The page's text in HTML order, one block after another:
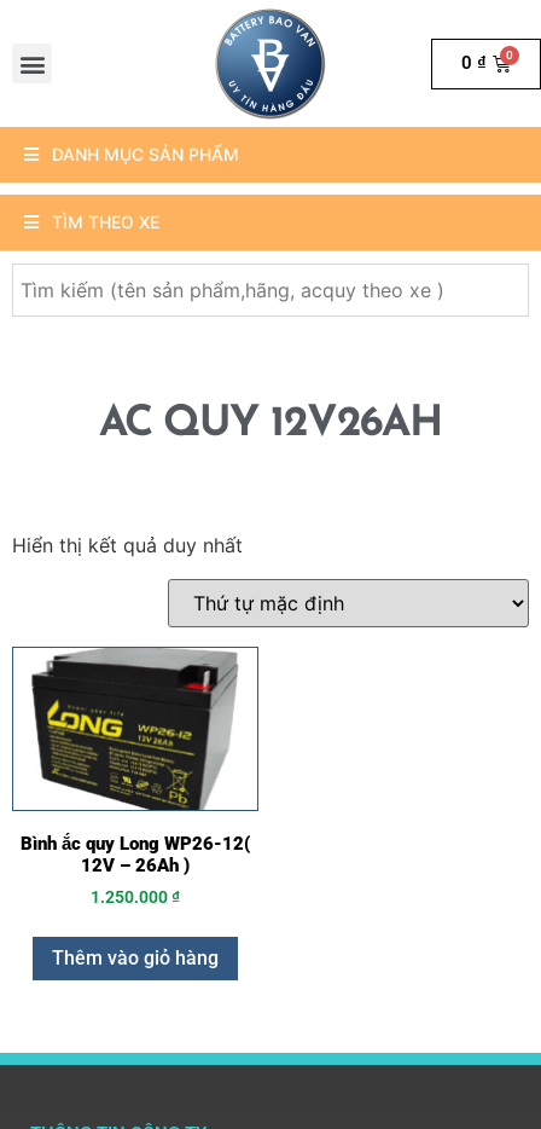
0 ₫
DANH MỤC SẢN PHẨM
TÌM THEO XE
AC QUY 12V26AH
Hiển thị kết quả duy nhất
Bình ắc quy Long WP26-12(
12V – 26Ah )
1.250.000₫
Thêm vào giỏ hàng